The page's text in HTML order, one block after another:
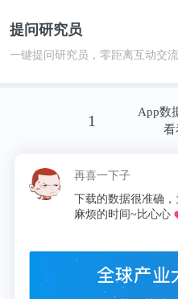
调查显示，高涨的医疗
院最不满意的一个因素
表2：2008年调查地区
提问研究员
一键提问研究员，零距离互动交流
1
App数
看
再喜一下子
下载的数据很准确，为
麻烦的时间~比心心